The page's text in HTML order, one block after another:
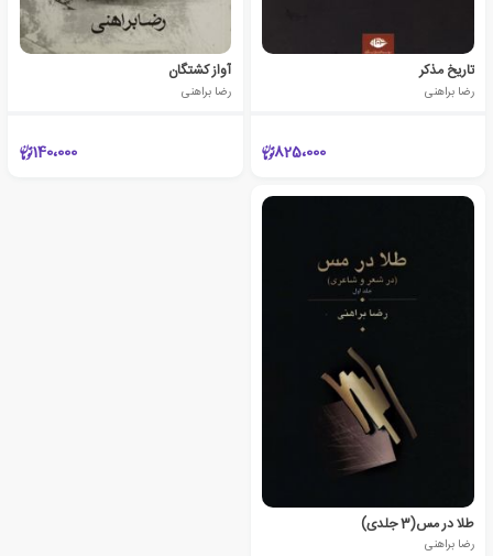
تاریخ مذکر
رضا براهنی
825،000
آواز کشتگان
رضا براهنی
140،000
طلا در مس(3 جلدی)
رضا براهنی